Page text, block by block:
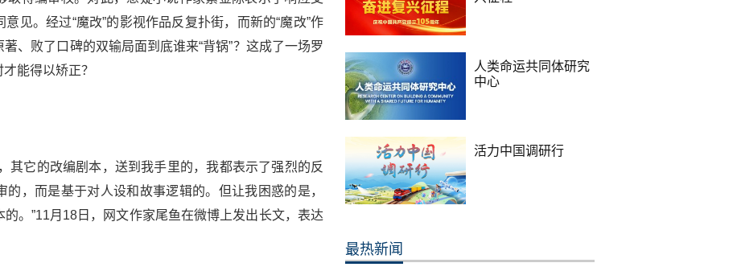
见。经过“魔改”的影视作品反复扑街，而新的“魔改”作
、败了口碑的双输局面到底谁来“背锅”？这成了一场罗
能得以矫正？
其它的改编剧本，送到我手里的，我都表示了强烈的反
，而是基于对人设和故事逻辑的。但让我困惑的是，
。”11月18日，网文作家尾鱼在微博上发出长文，表达
人类命运共同体研究
中心
活力中国调研行
最热新闻